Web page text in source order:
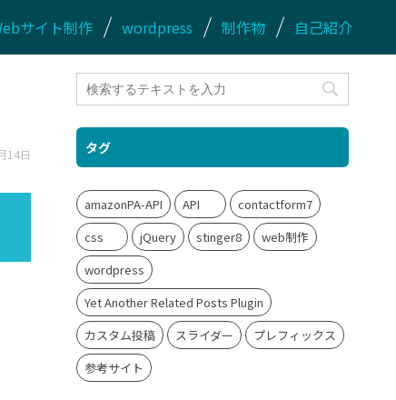
サイト制作 wordpress 制作物 自己紹介
14日 タグ
amazonPA-API API
contactform7
css
jQuery stinger8
web制作
wordpress
Yet Another Related Posts Plugin
カスタム投稿
スライダー
プレフィックス
参考サイト